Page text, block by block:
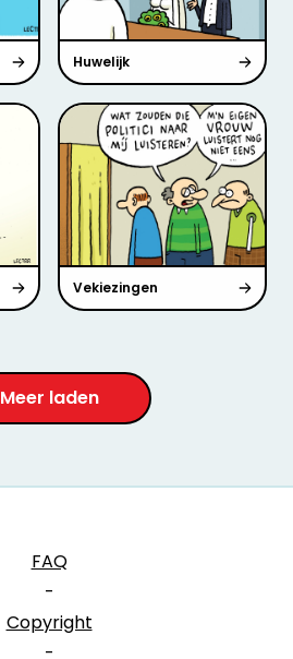
Huwelijk
Vekiezingen
Meer laden
FAQ
-
Copyright
-